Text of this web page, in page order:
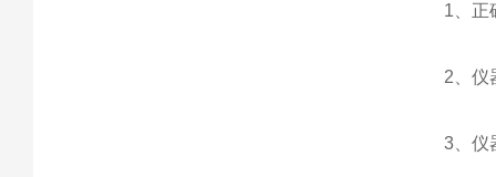
1、正
2、仪
3、仪